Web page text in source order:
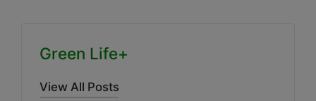
Green Life+
View All Posts